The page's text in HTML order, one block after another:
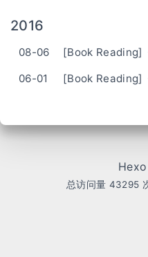
2016
08-06
[Book Reading]
06-01
[Book Reading]
Hexo
总访问量 43295